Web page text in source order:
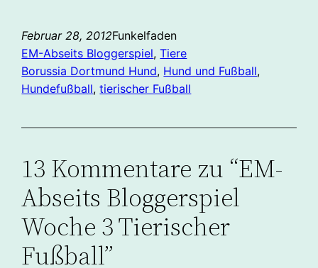
Februar 28, 2012Funkelfaden
EM-Abseits Bloggerspiel, Tiere
Borussia Dortmund Hund, Hund und Fußball
Hundefußball, tierischer Fußball
13 Kommentare zu “EM-
Abseits Bloggerspiel
Woche 3 Tierischer
Fußball”